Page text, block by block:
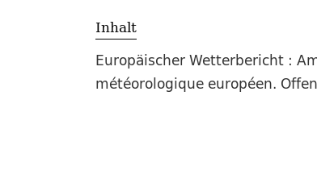
Inhalt
Europäischer Wetterbericht :
météorologique européen.